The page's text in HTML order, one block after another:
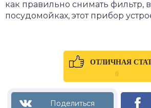
как правильно снимать фильтр,
посудомойках, этот прибор
ОТЛИЧНАЯ
0